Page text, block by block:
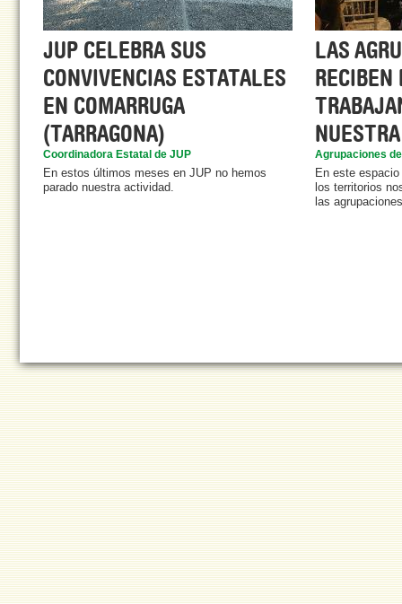
JUP CELEBRA SUS
CONVIVENCIAS ESTATALES
EN COMARRUGA
(TARRAGONA)
Coordinadora Estatal de JUP
En estos últimos meses en JUP no hemos
parado nuestra actividad.
LAS
RECIBEN
Agrupaciones
En este
los territorios
las